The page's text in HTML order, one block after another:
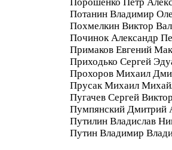
Потанин Владимир
Похмелкин Виктор
Починок Александр
Примаков Евгений
Приходько Сергей
Прохоров Михаил
Прусак Михаил
Пугачев Сергей
Пумпянский Дмитрий
Путилин Владислав
Путин Владимир